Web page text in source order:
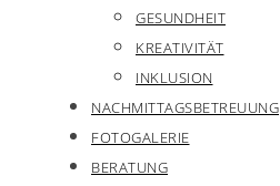
GESUNDHEIT
KREATIVITÄT
INKLUSION
NACHMITTAGSBETREUUNG
FOTOGALERIE
BERATUNG